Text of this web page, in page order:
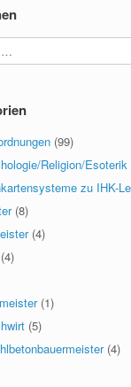
(99)
Religion/Esoterik
zu IHK-
(8)
(4)
(4)
(1)
(5)
(4)